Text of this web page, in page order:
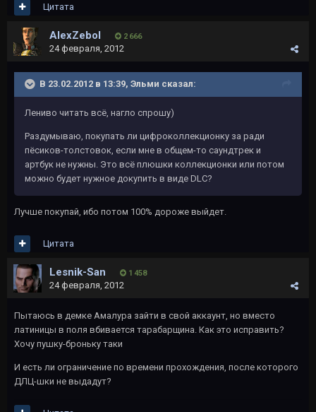
Цитата
AlexZebol 2 666
24 февраля, 2012
В 23.02.2012 в 13:39, Эльми сказал:
Лениво читать всё, нагло спрошу)
Раздумываю, покупать ли цифроколлекционку за ради
пёсиков-толстовок, если мне в общем-то саундтрек и
артбук не нужны. Это всё плюшки коллекционки или потом
можно будет нужное докупить в виде DLC?
Лучше покупай, ибо потом 100% дороже выйдет.
Цитата
Lesnik-San 1 458
24 февраля, 2012
Пытаюсь в демке Амалура зайти в свой аккаунт, но вместо
латиницы в поля вбивается тарабарщина. Как это исправить?
Хочу пушку-броньку таки
И есть ли ограничение по времени прохождения, после которого
ДЛЦ-шки не выдадут?